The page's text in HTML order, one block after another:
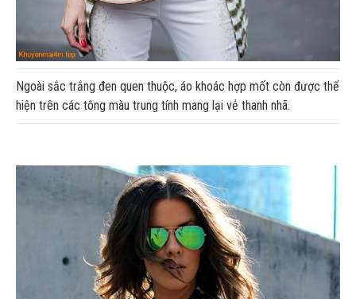
Ngoài sắc trắng đen quen thuộc, áo khoác hợp mốt còn được thể
hiện trên các tông màu trung tính mang lại vẻ thanh nhã.